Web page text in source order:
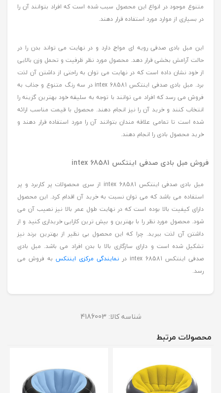
متنوع موجود در انواع این محصول سبب شده است که افراد بتوانند آن را
در بسیاری از موارد مورد استفاده قرار دهند.
این مبل بادی صدفی رویه ای مواج دارد و در نهایت می تواند بدن را در
حالت آرامش بخشی قرار دهد. محصول مورد نظر ظرفیت و تحمل وزن بالایی
از خود نشان داده است که در نهایت می توان به راحتی از داشتن آن لذت
برد. مبل بادی صدفی اینتکس intex 68581 در سه رنگ متنوع و جذاب به
فروش می رسد که افراد می توانند با توجه به سلیقه خود بهترین گزینه را
انتخاب کنند و خرید آن را نیز انجام دهند. محصول با قیمت مناسب ارائه
شده است تا تمامی علاقه مندان بتوانند آن را مورد استفاده قرار دهند و
خرید محصول بادی را انجام دهند.
فروش مبل بادی صدفی اینتکس intex 68581
مبل بادی صدفی اینتکس intex 68581 از سری محصولات پر کاربرد و پر
استفاده می باشد که می توان نسبت به خرید آن اقدام کرد. این محصول
دارای کیفیت بالا بوده است که در نهایت طول عمر بالا نیز نصیب آن می
شود. محصول مورد نظر را با بهترین و بیش ترین کارایی خریداری کنید و از
داشتن آن لذت ببرید. چرا که این محصول بی نظیر از بهترین برند نیز
تشکیل شده است و دارای سازگاری بالا با بدن افراد می باشد. مبل بادی
صدفی اینتکس intex 68581 در
نمایندگی مرکزی اینتکس به فروش می
رسد.
شناسه کالا: 4186003
محصولات مرتبط